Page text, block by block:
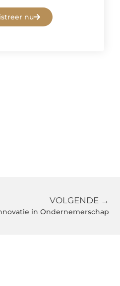
nu
VOLGENDE →
in Ondernemerschap